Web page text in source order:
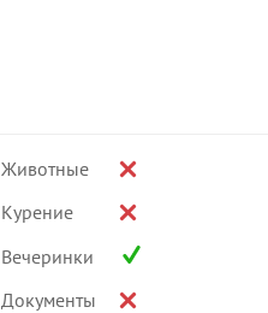
Животные
Курение
Вечеринки
Документы